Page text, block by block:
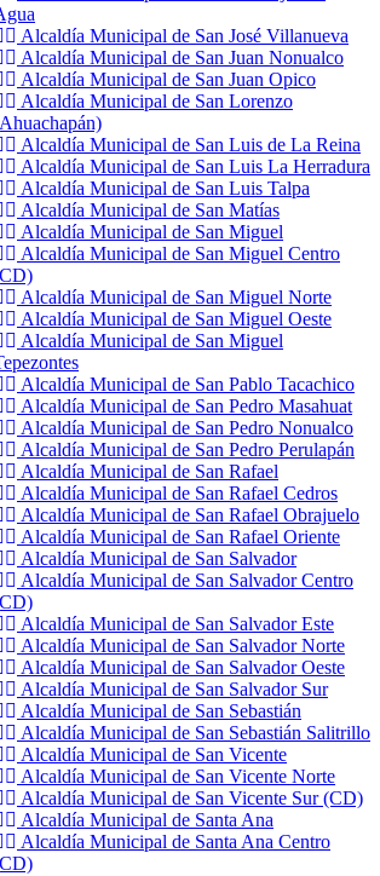
Alcaldía Municipal de San José Villanueva
Alcaldía Municipal de San Juan Nonualco
Alcaldía Municipal de San Juan Opico
Alcaldía Municipal de San Lorenzo
Alcaldía Municipal de San Luis de La Reina
Alcaldía Municipal de San Luis La Herradura
Alcaldía Municipal de San Luis Talpa
Alcaldía Municipal de San Matías
Alcaldía Municipal de San Miguel
Alcaldía Municipal de San Miguel Centro
Alcaldía Municipal de San Miguel Norte
Alcaldía Municipal de San Miguel Oeste
Alcaldía Municipal de San Miguel
Alcaldía Municipal de San Pablo Tacachico
Alcaldía Municipal de San Pedro Masahuat
Alcaldía Municipal de San Pedro Nonualco
Alcaldía Municipal de San Pedro Perulapán
Alcaldía Municipal de San Rafael
Alcaldía Municipal de San Rafael Cedros
Alcaldía Municipal de San Rafael Obrajuelo
Alcaldía Municipal de San Rafael Oriente
Alcaldía Municipal de San Salvador
Alcaldía Municipal de San Salvador Centro
Alcaldía Municipal de San Salvador Este
Alcaldía Municipal de San Salvador Norte
Alcaldía Municipal de San Salvador Oeste
Alcaldía Municipal de San Salvador Sur
Alcaldía Municipal de San Sebastián
Alcaldía Municipal de San Sebastián Salitrillo
Alcaldía Municipal de San Vicente
Alcaldía Municipal de San Vicente Norte
Alcaldía Municipal de San Vicente Sur (CD)
Alcaldía Municipal de Santa Ana
Alcaldía Municipal de Santa Ana Centro